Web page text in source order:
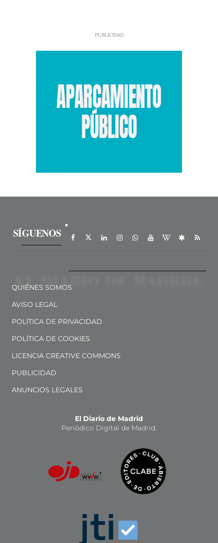
SÍGUENOS
QUIÉNES SOMOS
AVISO LEGAL
POLÍTICA DE PRIVACIDAD
POLÍTICA DE COOKIES
LICENCIA CREATIVE COMMONS
PUBLICIDAD
ANUNCIOS LEGALES
El Diario de Madrid
Periódico Digital de Madrid.